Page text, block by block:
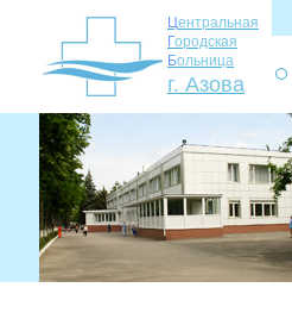
Центральная
Городская
Больница
г. Азова